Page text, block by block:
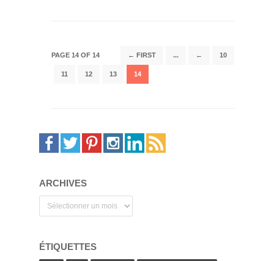
PAGE 14 OF 14 ← FIRST ... ← 10
11 12 13 14
ARCHIVES
ÉTIQUETTES